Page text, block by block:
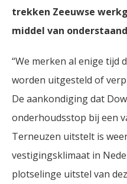
trekken Zeeuwse
middel van
“We merken al enige tijd
worden uitgesteld of
De aankondiging dat
onderhoudsstop bij een
Terneuzen uitstelt is
vestigingsklimaat in
plotselinge uitstel van